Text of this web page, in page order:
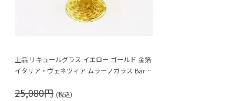
上品 リキュールグラス イエロー ゴールド 金箔
イタリア・ヴェネツィア ムラーノガラス Baro
25,080円 (税込)